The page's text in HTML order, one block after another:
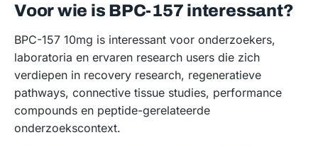
Voor wie is BPC-157 interessant?
BPC-157 10mg is interessant voor onderzoekers,
laboratoria en ervaren research users die zich
verdiepen in recovery research, regeneratieve
pathways, connective tissue studies, performance
compounds en peptide-gerelateerde
onderzoekscontext.